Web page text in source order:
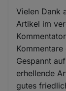
Vielen Dank
Artikel im
Gespannt
erhellende
gutes